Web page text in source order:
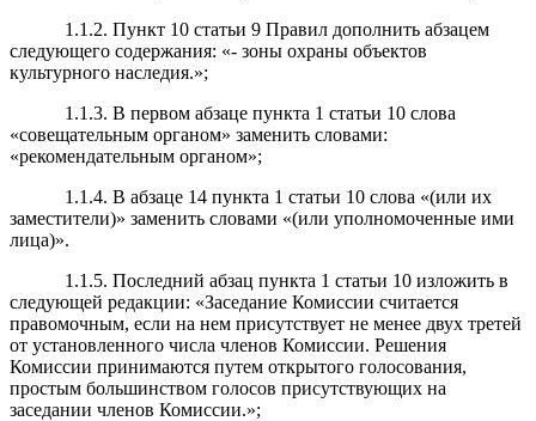
1.1.2. Пункт 10 статьи 9 Правил дополнить абзацем
следующего содержания: «- зоны охраны объектов
культурного наследия.»;
1.1.3. В первом абзаце пункта 1 статьи 10 слова
«совещательным органом» заменить словами:
«рекомендательным органом»;
1.1.4. В абзаце 14 пункта 1 статьи 10 слова «(или их
заместители)» заменить словами «(или уполномоченные ими
лица)».
1.1.5. Последний абзац пункта 1 статьи 10 изложить в
следующей редакции: «Заседание Комиссии считается
правомочным, если на нем присутствует не менее двух третей
от установленного числа членов Комиссии. Решения
Комиссии принимаются путем открытого голосования,
простым большинством голосов присутствующих на
заседании членов Комиссии.»;